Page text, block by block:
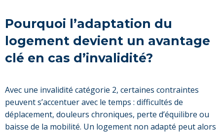
Pourquoi l’adaptation du
logement devient un avantage
clé en cas d’invalidité?
Avec une invalidité catégorie 2, certaines contraintes
peuvent s’accentuer avec le temps : difficultés de
déplacement, douleurs chroniques, perte d’équilibre ou
baisse de la mobilité. Un logement non adapté peut alors